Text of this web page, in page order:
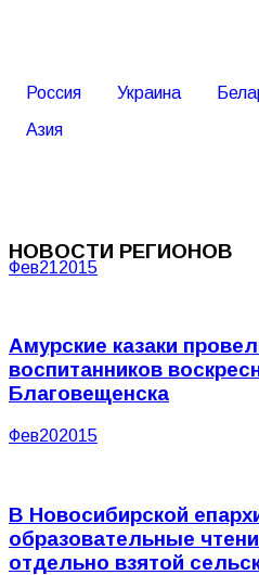
Россия Украина
Азия
НОВОСТИ РЕГИОНОВ
Фев212015
Амурские казаки
воспитанников
Благовещенска
Фев202015
В Новосибирской
образовательные
отдельно взятой